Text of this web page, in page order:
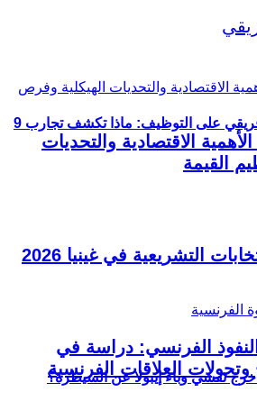
تدريب الشباب الإفريقي على التوظيف: ماذا تكشف تجارب 9
الاقتصادية والتحديات
القيمة
التشريعية في غينيا 2026
والنفوذ الفرنسي: دراسة في
وتحولات العلاقات الفرنسية